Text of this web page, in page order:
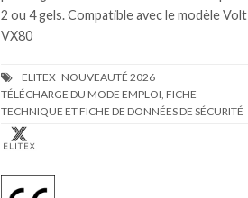
2 ou 4 gels. Compatible avec le modèle Volt
VX80
TÉLÉCHARGE DU MODE EMPLOI, FICHE
TECHNIQUE ET FICHE DE DONNÉES DE SÉCURITÉ